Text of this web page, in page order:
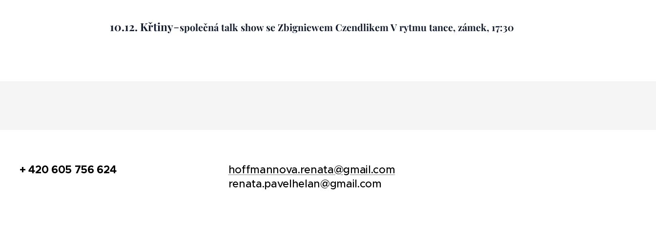
10.12. Křtiny-společná talk showse Zbigniewem CzendlikemV rytmu tance, zámek, 17:30
+ 420 605 756 624
hoffmannova.renata@gmail.com
renata.pavelhelan@gmail.com